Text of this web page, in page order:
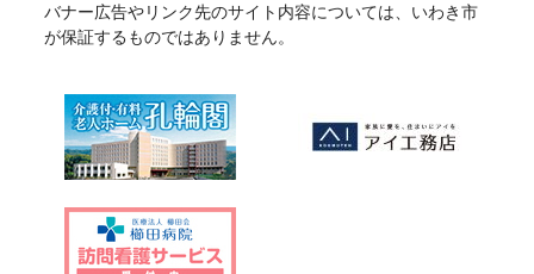
バナー広告やリンク先のサイト内容については、いわき市
が保証するものではありません。